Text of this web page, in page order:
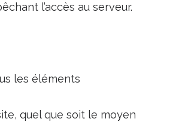
l’accès au serveur.
les éléments
quel que soit le moyen